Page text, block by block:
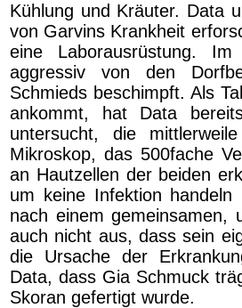
Kühlung und Kräuter. Data
von Garvins Krankheit
eine Laborausrüstung.
aggressiv von den
Schmieds beschimpft. Als
ankommt, hat Data
untersucht, die
Mikroskop, das 500fache
an Hautzellen der beiden
um keine Infektion
nach einem gemeinsamen,
auch nicht aus, dass sein
die Ursache der
Data, dass Gia Schmuck
Skoran gefertigt wurde.